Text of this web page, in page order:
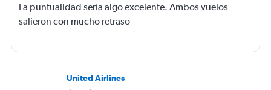
La puntualidad sería algo excelente. Ambos vuelos
salieron con mucho retraso
United Airlines